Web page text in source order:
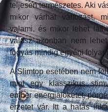
teljesen természetes. Aki
mikor várhat változást,
valami, és mikor lehet
válasz azonban nem
fogyás mindig egyéni
A Slimtop esetében nem
mint egy klasszikus
ember energialöketet,
érzetet vár. Itt a hatás